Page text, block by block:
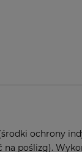
ochrony
poślizg).